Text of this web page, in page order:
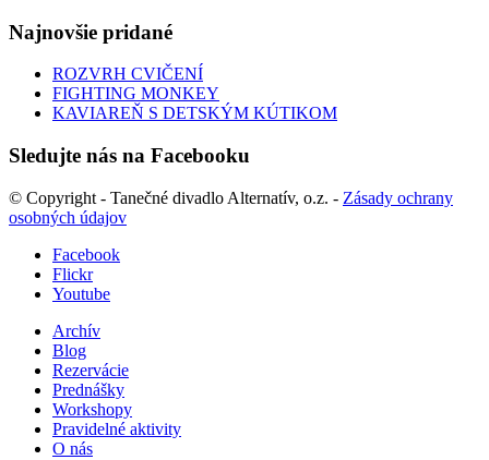
Najnovšie pridané
ROZVRH CVIČENÍ
FIGHTING MONKEY
KAVIAREŇ S DETSKÝM KÚTIKOM
Sledujte nás na Facebooku
© Copyright - Tanečné divadlo Alternatív, o.z. - Zásady ochrany
osobných údajov
Facebook
Flickr
Youtube
Archív
Blog
Rezervácie
Prednášky
Workshopy
Pravidelné aktivity
O nás